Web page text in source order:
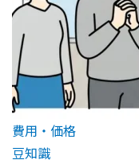
費用・価格
豆知識